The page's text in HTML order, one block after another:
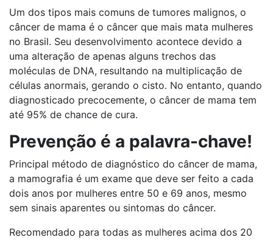
Um dos tipos mais comuns de tumores malignos, o
câncer de mama é o câncer que mais mata mulheres
no Brasil. Seu desenvolvimento acontece devido a
uma alteração de apenas alguns trechos das
moléculas de DNA, resultando na multiplicação de
células anormais, gerando o cisto. No entanto, quando
diagnosticado precocemente, o câncer de mama tem
até 95% de chance de cura.
Prevenção é a palavra-chave!
Principal método de diagnóstico do câncer de mama,
a mamografia é um exame que deve ser feito a cada
dois anos por mulheres entre 50 e 69 anos, mesmo
sem sinais aparentes ou sintomas do câncer.
Recomendado para todas as mulheres acima dos 20